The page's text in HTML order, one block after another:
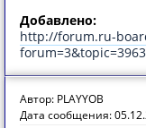
Добавлено:
http://forum.ru-
Автор: PLAYYOB
Дата сообщения: